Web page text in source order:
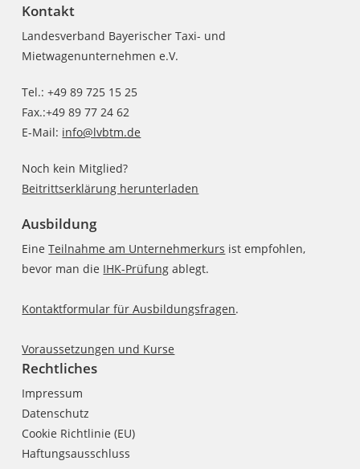
Kontakt
Landesverband Bayerischer Taxi- und
Mietwagenunternehmen e.V.
Tel.: +49 89 725 15 25
Fax.:+49 89 77 24 62
E-Mail: info@lvbtm.de
Noch kein Mitglied?
Beitrittserklärung herunterladen
Ausbildung
EineTeilnahme am Unternehmerkurs ist empfohlen,
bevor man die IHK-Prüfung ablegt.
Kontaktformular für Ausbildungsfragen.
Voraussetzungen und Kurse
Rechtliches
Impressum
Datenschutz
Cookie Richtlinie (EU)
Haftungsausschluss